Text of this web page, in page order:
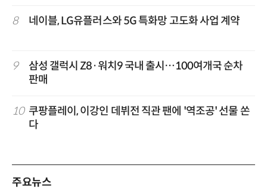
8 네이블, LG유플러스와 5G 특화망 고도화 사업 계약
9
삼성 갤럭시 Z8·워치9 국내 출시…100여개국 순차
판매
10 쿠팡플레이, 이강인 데뷔전 직관 팬에 '역조공' 선물 쏜
다
주요뉴스